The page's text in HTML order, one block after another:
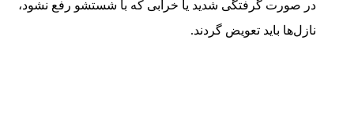
در صورت گرفتگی شدید یا خرابی که با شستشو رفع نشود،
نازل‌ها باید تعویض گردند.